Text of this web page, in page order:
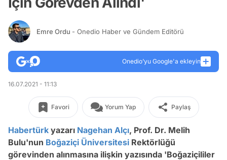
Emre Ordu - Onedio Haber ve Gündem Editörü
Onedio’yu Google'a ekleyin
16.07.2021 - 11:13
Favori Yorum Yap Paylaş
Habertürk yazarı Nagehan Alçı, Prof. Dr. Melih
Bulu'nun Boğaziçi Üniversitesi Rektörlüğü
görevinden alınmasına ilişkin yazısında 'Boğaziçililer